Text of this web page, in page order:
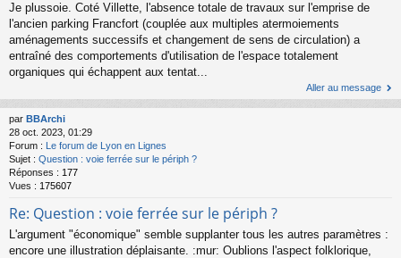
Je plussoie. Coté Villette, l'absence totale de travaux sur l'emprise de
l'ancien parking Francfort (couplée aux multiples atermoiements
aménagements successifs et changement de sens de circulation) a
entraîné des comportements d'utilisation de l'espace totalement
organiques qui échappent aux tentat...
Aller au message
par BBArchi
28 oct. 2023, 01:29
Forum : Le forum de Lyon en Lignes
Sujet : Question : voie ferrée sur le périph ?
Réponses : 177
Vues : 175607
Re: Question : voie ferrée sur le périph ?
L'argument "économique" semble supplanter tous les autres paramètres :
encore une illustration déplaisante. :mur: Oublions l'aspect folklorique,